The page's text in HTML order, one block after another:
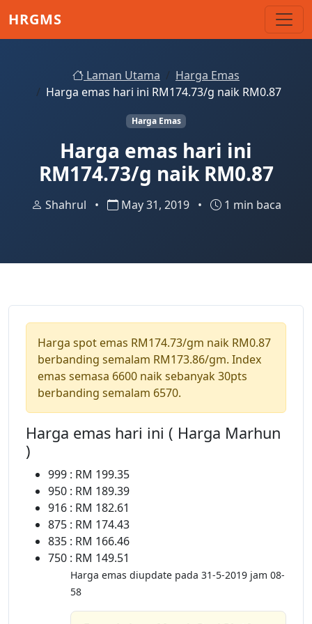
HRGMS
Laman Utama
Harga Emas
Harga emas hari ini RM174.73/g naik RM0.87
Harga Emas
Harga emas hari ini
RM174.73/g naik RM0.87
Shahrul • May 31, 2019 • 1 min baca
Harga spot emas RM174.73/gm naik RM0.87
berbanding semalam RM173.86/gm. Index
emas semasa 6600 naik sebanyak 30pts
berbanding semalam 6570.
Harga emas hari ini ( Harga Marhun
)
999 : RM 199.35
950 : RM 189.39
916 : RM 182.61
875 : RM 174.43
835 : RM 166.46
750 : RM 149.51
Harga emas diupdate pada 31-5-2019 jam 08-
58